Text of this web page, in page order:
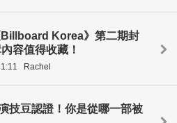
Billboard Korea》第二期封
容值得收藏！
Rachel
技豆認證！你是從哪一部被